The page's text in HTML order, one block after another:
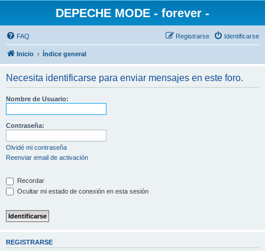
DEPECHE MODE - forever -
FAQ Identificarse
Registrarse
Inicio Índice general
Necesita identificarse para enviar mensajes en este foro.
Nombre de Usuario:
Contraseña:
Olvidé mi contraseña
Reenviar email de activación
Recordar
Ocultar mi estado de conexión en esta sesión
REGISTRARSE